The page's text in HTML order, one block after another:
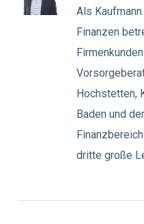
Als
Finanzen
Hochstetten,
Baden und
dritte große